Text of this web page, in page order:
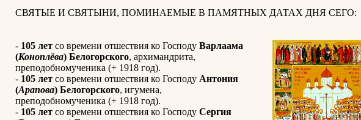
СВЯТЫЕ И СВЯТЫНИ, ПОМИНАЕМЫЕ В ПАМЯТНЫХ ДАТАХ ДНЯ СЕГО:
- 105 лет со времени отшествия ко Господу Варлаама
(Коноплёва) Белогорского, архимандрита,
преподобномученика (+ 1918 год).
- 105 лет со времени отшествия ко Господу Антония
(Арапова) Белогорского, игумена,
преподобномученика (+ 1918 год).
- 105 лет со времени отшествия ко Господу Сергия